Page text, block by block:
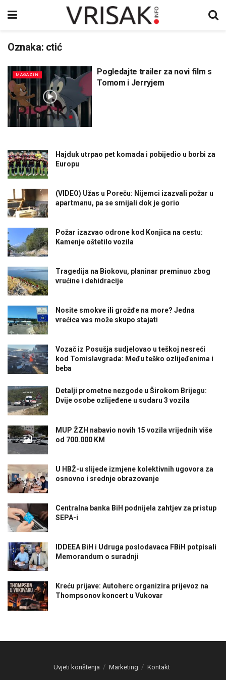
Oznaka: ctić
MAGAZIN
Pogledajte trailer za novi film s
Tomom i Jerryjem
Hajduk utrpao pet komada i pobijedio u borbi za
Europu
(VIDEO) Užas u Poreču: Nijemci izazvali požar u
apartmanu, pa se smijali dok je gorio
Požar izazvao odrone kod Konjica na cestu:
Kamenje oštetilo vozila
Tragedija na Biokovu, planinar preminuo zbog
vrućine i dehidracije
Nosite smokve ili grožđe na more? Jedna
vrećica vas može skupo stajati
Vozač iz Posušja sudjelovao u teškoj nesreći
kod Tomislavgrada: Među teško ozlijeđenima i
beba
Detalji prometne nezgode u Širokom Brijegu:
Dvije osobe ozlijeđene u sudaru 3 vozila
MUP ŽZH nabavio novih 15 vozila vrijednih više
od 700.000 KM
U HBŽ-u slijede izmjene kolektivnih ugovora za
osnovno i srednje obrazovanje
Centralna banka BiH podnijela zahtjev za pristup
SEPA-i
IDDEEA BiH i Udruga poslodavaca FBiH potpisali
Memorandum o suradnji
Kreću prijave: Autoherc organizira prijevoz na
Thompsonov koncert u Vukovar
Uvjeti korištenja Marketing Kontakt